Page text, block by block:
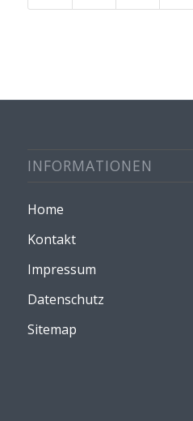
INFORMATIONEN
Home
Kontakt
Impressum
Datenschutz
Sitemap